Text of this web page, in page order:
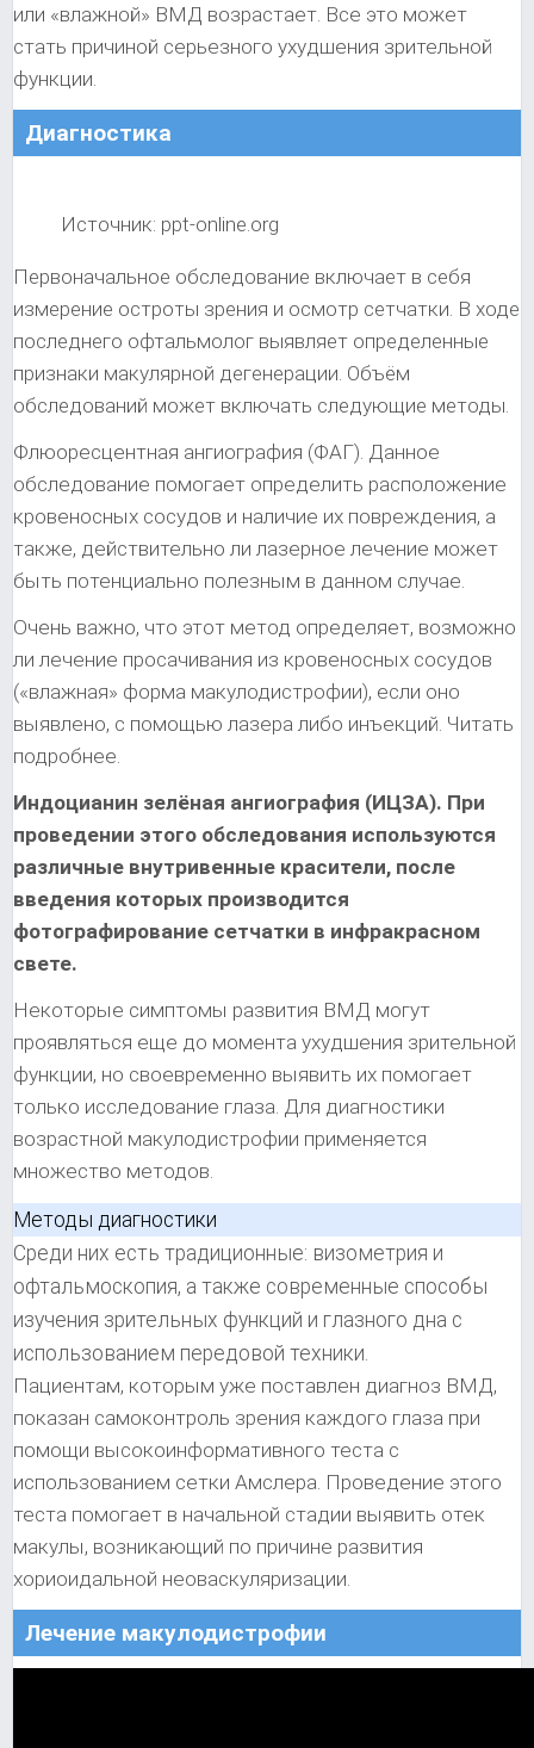
или «влажной» ВМД возрастает. Все это может
стать причиной серьезного ухудшения зрительной
функции.
Диагностика
Источник: ppt-online.org
Первоначальное обследование включает в себя
измерение остроты зрения и осмотр сетчатки. В ходе
последнего офтальмолог выявляет определенные
признаки макулярной дегенерации. Объём
обследований может включать следующие методы.
Флюоресцентная ангиография (ФАГ). Данное
обследование помогает определить расположение
кровеносных сосудов и наличие их повреждения, а
также, действительно ли лазерное лечение может
быть потенциально полезным в данном случае.
Очень важно, что этот метод определяет, возможно
ли лечение просачивания из кровеносных сосудов
(«влажная» форма макулодистрофии), если оно
выявлено, с помощью лазера либо инъекций. Читать
подробнее.
Индоцианин зелёная ангиография (ИЦЗА). При
проведении этого обследования используются
различные внутривенные красители, после
введения которых производится
фотографирование сетчатки в инфракрасном
свете.
Некоторые симптомы развития ВМД могут
проявляться еще до момента ухудшения зрительной
функции, но своевременно выявить их помогает
только исследование глаза. Для диагностики
возрастной макулодистрофии применяется
множество методов.
Методы диагностики
Среди них есть традиционные: визометрия и
офтальмоскопия, а также современные способы
изучения зрительных функций и глазного дна с
использованием передовой техники.
Пациентам, которым уже поставлен диагноз ВМД,
показан самоконтроль зрения каждого глаза при
помощи высокоинформативного теста с
использованием сетки Амслера. Проведение этого
теста помогает в начальной стадии выявить отек
макулы, возникающий по причине развития
хориоидальной неоваскуляризации.
Лечение макулодистрофии